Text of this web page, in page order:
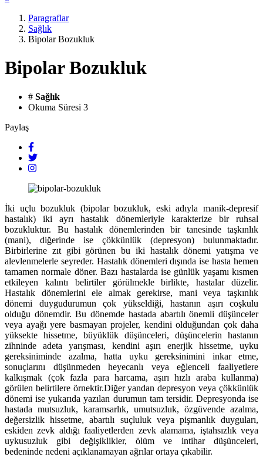
Paragraflar
Sağlık
Bipolar Bozukluk
Bipolar Bozukluk
# Sağlık
Okuma Süresi 3
Paylaş
İki uçlu bozukluk (bipolar bozukluk, eski adıyla manik-depresif
hastalık) iki ayrı hastalık dönemleriyle karakterize bir ruhsal
bozukluktur. Bu hastalık dönemlerinden bir tanesinde taşkınlık
(mani), diğerinde ise çökkünlük (depresyon) bulunmaktadır.
Birbirlerine zıt gibi görünen bu iki hastalık dönemi yatışma ve
alevlenmelerle seyreder. Hastalık dönemleri dışında ise hasta hemen
tamamen normale döner. Bazı hastalarda ise günlük yaşamı kısmen
etkileyen kalıntı belirtiler görülmekle birlikte, hastalar düzelir.
Hastalık dönemlerini ele almak gerekirse, mani veya taşkınlık
dönemi duygudurumun çok yükseldiği, hastanın aşırı coşkulu
olduğu dönemdir. Bu dönemde hastada abartılı önemli düşünceler
veya ayağı yere basmayan projeler, kendini olduğundan çok daha
yüksekte hissetme, büyüklük düşünceleri, düşüncelerin hastanın
zihninde adeta yarışması, kendini aşırı enerjik hissetme, uyku
gereksiniminde azalma, hatta uyku gereksinimini inkar etme,
sonuçlarını düşünmeden heyecanlı veya eğlenceli faaliyetlere
kalkışmak (çok fazla para harcama, aşırı hızlı araba kullanma)
görülen belirtilere örnektir.Diğer yandan depresyon veya çökkünlük
dönemi ise yukarıda yazılan durumun tam tersidir. Depresyonda ise
hastada mutsuzluk, karamsarlık, umutsuzluk, özgüvende azalma,
değersizlik hissetme, abartılı suçluluk veya pişmanlık duyguları,
eskiden zevk aldığı faaliyetlerden zevk alamama, iştahsızlık veya
uykusuzluk gibi değişiklikler, ölüm ve intihar düşünceleri,
bedeninde nedeni açıklanamayan ağrılar ortaya çıkabilir.